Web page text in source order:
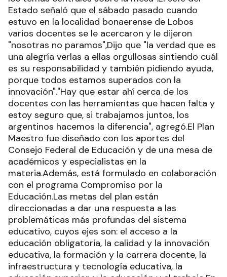
Estado señaló que el sábado pasado cuando
estuvo en la localidad bonaerense de Lobos
varios docentes se le acercaron y le dijeron
"nosotras no paramos",Dijo que "la verdad que es
una alegría verlas a ellas orgullosas sintiendo cuál
es su responsabilidad y también pidiendo ayuda,
porque todos estamos superados con la
innovación"."Hay que estar ahí cerca de los
docentes con las herramientas que hacen falta y
estoy seguro que, si trabajamos juntos, los
argentinos hacemos la diferencia", agregó.El Plan
Maestro fue diseñado con los aportes del
Consejo Federal de Educación y de una mesa de
académicos y especialistas en la
materia.Además, está formulado en colaboración
con el programa Compromiso por la
Educación.Las metas del plan están
direccionadas a dar una respuesta a las
problemáticas más profundas del sistema
educativo, cuyos ejes son: el acceso a la
educación obligatoria, la calidad y la innovación
educativa, la formación y la carrera docente, la
infraestructura y tecnología educativa, la